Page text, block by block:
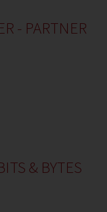
- PARTNER
& BYTES